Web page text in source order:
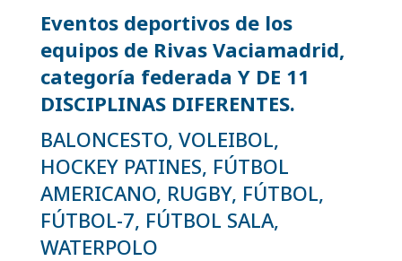
Eventos deportivos de los
equipos de Rivas Vaciamadrid,
categoría federada Y DE 11
DISCIPLINAS DIFERENTES.
BALONCESTO, VOLEIBOL,
HOCKEY PATINES, FÚTBOL
AMERICANO, RUGBY, FÚTBOL,
FÚTBOL-7, FÚTBOL SALA,
WATERPOLO